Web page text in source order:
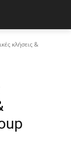
κλήσεις &